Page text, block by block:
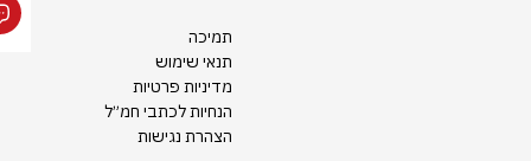
תמיכה
תנאי שימוש
מדיניות פרטיות
הנחיות לכתבי חמ״ל
הצהרת נגישות